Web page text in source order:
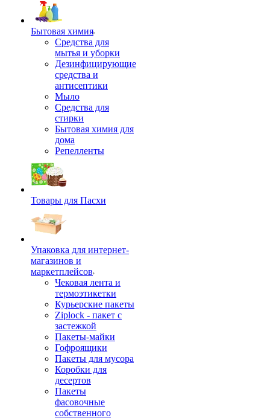
Бытовая химия
Средства для
мытья и уборки
Дезинфицирующие
средства и
антисептики
Мыло
Средства для
стирки
Бытовая химия для
дома
Репелленты
Товары для Пасхи
Упаковка для интернет-
магазинов и
маркетплейсов
Чековая лента и
термоэтикетки
Курьерские пакеты
Ziplock - пакет с
застежкой
Пакеты-майки
Гофроящики
Пакеты для мусора
Коробки для
десертов
Пакеты
фасовочные
собственного